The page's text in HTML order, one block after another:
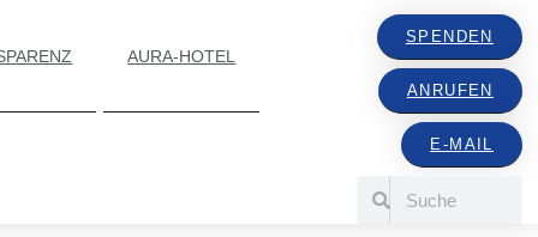
AURA-HOTEL
SPENDEN
ANRUFEN
E-MAIL